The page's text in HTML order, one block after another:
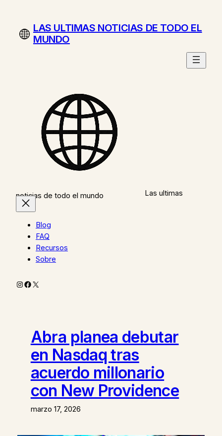
contenidoLAS ULTIMAS NOTICIAS DE TODO EL
MUNDO
Las ultimas
noticias de todo el mundo
Blog
FAQ
Recursos
Sobre
Instagram
Facebook
X
Abra planea debutar
en Nasdaq tras
acuerdo millonario
con New Providence
marzo 17, 2026